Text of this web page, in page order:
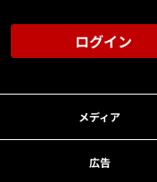
ログイン
メディア
広告